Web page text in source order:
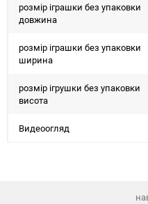
розмір іграшки без упаковки
довжина
розмір іграшки без упаковки
ширина
розмір ігрушки без упаковки
висота
Видеоогляд